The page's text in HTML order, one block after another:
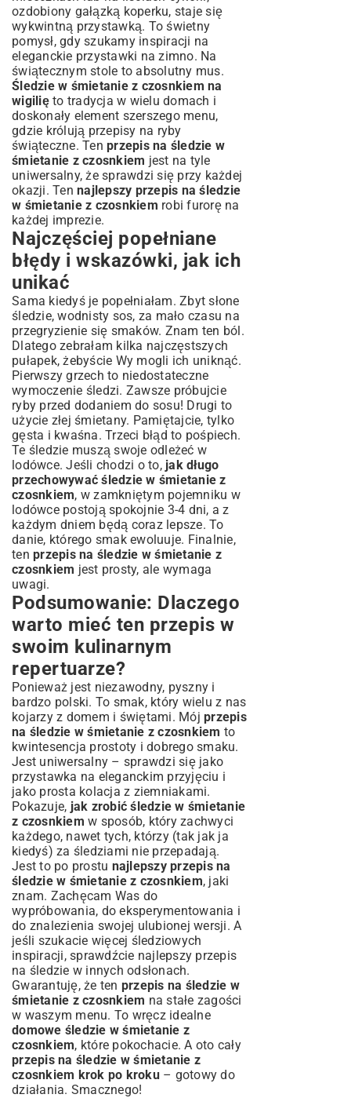
ozdobiony gałązką koperku, staje się
wykwintną przystawką. To świetny
pomysł, gdy szukamy inspiracji na
eleganckie przystawki na zimno. Na
świątecznym stole to absolutny mus.
Śledzie w śmietanie z czosnkiem na
wigilięto tradycja w wielu domach i
doskonały element szerszego menu,
gdzie królują przepisy na ryby
świąteczne. Ten przepis na śledzie w
śmietanie z czosnkiem jest na tyle
uniwersalny, że sprawdzi się przy każdej
okazji. Ten najlepszy przepis na śledzie
w śmietanie z czosnkiem robi furorę na
każdej imprezie.
Najczęściej popełniane
błędy i wskazówki, jak ich
unikać
Sama kiedyś je popełniałam. Zbyt słone
śledzie, wodnisty sos, za mało czasu na
przegryzienie się smaków. Znam ten ból.
Dlatego zebrałam kilka najczęstszych
pułapek, żebyście Wy mogli ich uniknąć.
Pierwszy grzech to niedostateczne
wymoczenie śledzi. Zawsze próbujcie
ryby przed dodaniem do sosu! Drugi to
użycie złej śmietany. Pamiętajcie, tylko
gęsta i kwaśna. Trzeci błąd to pośpiech.
Te śledzie muszą swoje odleżeć w
lodówce. Jeśli chodzi o to, jak długo
przechowywać śledzie w śmietanie z
czosnkiem, w zamkniętym pojemniku w
lodówce postoją spokojnie 3-4 dni, a z
każdym dniem będą coraz lepsze. To
danie, którego smak ewoluuje. Finalnie,
ten przepis na śledzie w śmietanie z
czosnkiem jest prosty, ale wymaga
uwagi.
Podsumowanie: Dlaczego
warto mieć ten przepis w
swoim kulinarnym
repertuarze?
Ponieważ jest niezawodny, pyszny i
bardzo polski. To smak, który wielu z nas
kojarzy z domem i świętami. Mój przepis
na śledzie w śmietanie z czosnkiem to
kwintesencja prostoty i dobrego smaku.
Jest uniwersalny – sprawdzi się jako
przystawka na eleganckim przyjęciu i
jako prosta kolacja z ziemniakami.
Pokazuje, jak zrobić śledzie w śmietanie
z czosnkiem w sposób, który zachwyci
każdego, nawet tych, którzy (tak jak ja
kiedyś) za śledziami nie przepadają.
Jest to po prostu najlepszy przepis na
śledzie w śmietanie z czosnkiem, jaki
znam. Zachęcam Was do
wypróbowania, do eksperymentowania i
do znalezienia swojej ulubionej wersji. A
jeśli szukacie więcej śledziowych
inspiracji, sprawdźcie najlepszy przepis
na śledzie w innych odsłonach.
Gwarantuję, że ten przepis na śledzie w
śmietanie z czosnkiem na stałe zagości
w waszym menu. To wręcz idealne
domowe śledzie w śmietanie z
czosnkiem, które pokochacie. A oto cały
przepis na śledzie w śmietanie z
czosnkiem krok po kroku– gotowy do
działania. Smacznego!